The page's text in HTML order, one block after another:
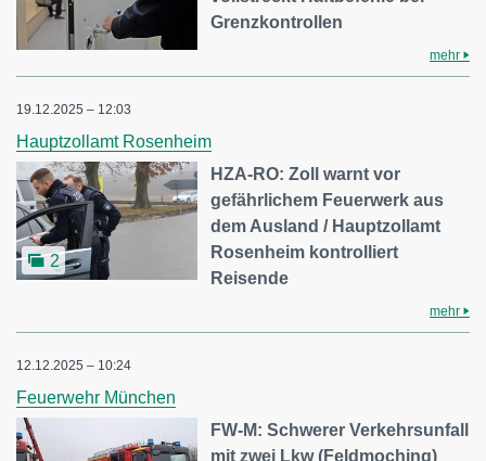
Grenzkontrollen
mehr
19.12.2025 – 12:03
Hauptzollamt Rosenheim
2
HZA-RO: Zoll warnt vor
gefährlichem Feuerwerk aus
dem Ausland / Hauptzollamt
Rosenheim kontrolliert
Reisende
mehr
12.12.2025 – 10:24
Feuerwehr München
FW-M: Schwerer Verkehrsunfall
mit zwei Lkw (Feldmoching)